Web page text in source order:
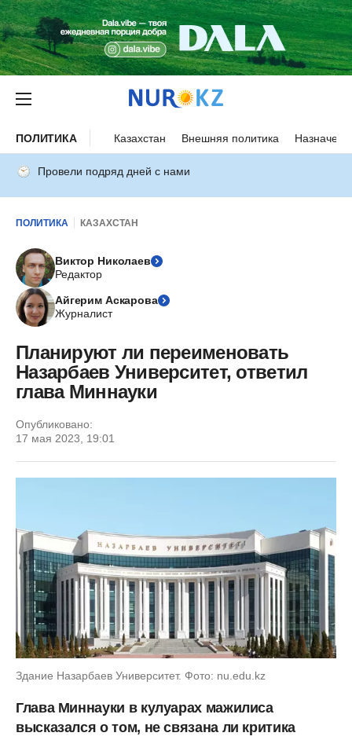
ПОЛИТИКА Казахстан Внешняя политика
Провели подряд дней с нами
ПОЛИТИКА КАЗАХСТАН
Виктор Николаев
Редактор
Айгерим Аскарова
Журналист
Планируют ли переименовать
Назарбаев Университет, ответил
глава Миннауки
Опубликовано:
17 мая 2023, 19:01
Здание Назарбаев Университет. Фото: nu.edu.kz
Глава Миннауки в кулуарах мажилиса
высказался о том, не связана ли критика